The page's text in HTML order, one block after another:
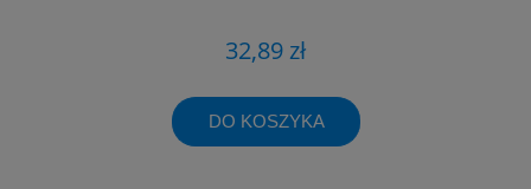
32,89 zł
DO KOSZYKA